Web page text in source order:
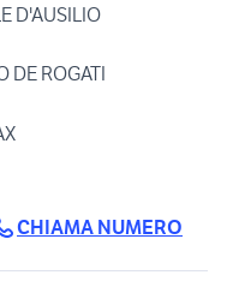
D'AUSILIO
DE ROGATI
CHIAMA NUMERO